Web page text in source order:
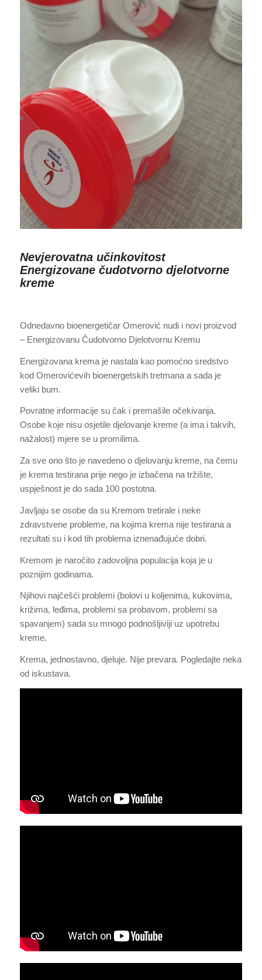
Nevjerovatna učinkovitost
Energizovane čudotvorno djelotvorne
kreme
Odnedavno bioenergetičar Omerović nudi i novi proizvod
– Energizovanu Čudotvorno Djelotvornu Kremu
Energizovana krema je nastala kao pomoćno sredstvo
kod Omerovićevih bioenergetskih tretmana a sada je
veliki bum.
Povratne informacije su čak i premašile očekivanja.
Osobe koje nisu osjetile djelovanje kreme (a ima i takvih,
nažalost) mjere se u promilima.
Za sve ono što je navedeno o djelovanju kreme, na čemu
je krema testirana prije nego je izbačena na tržište,
uspješnost je do sada 100 postotna.
Javljaju se osobe da su Kremom tretirale i neke
zdravstvene probleme, na kojima krema nije testirana a
rezultati su i kod tih problema iznenađujuće dobri.
Kremom je naročito zadovoljna populacija koja je u
poznijim godinama.
Njihovi najčešći problemi (bolovi u koljenima, kukovima,
križima, leđima, problemi sa probavom, problemi sa
spavanjem) sada su mnogo podnošljiviji uz upotrebu
kreme.
Krema, jednostavno, djeluje. Nije prevara. Pogledajte neka
od iskustava.